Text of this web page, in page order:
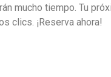
mucho tiempo. Tu
clics. ¡Reserva ahora!